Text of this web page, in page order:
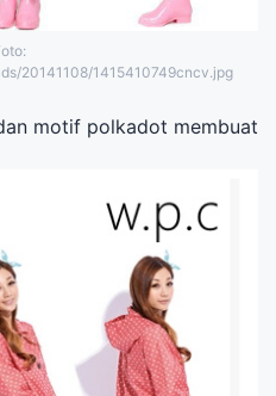
20141108/1415410749cncv.jpg
motif polkadot membuat